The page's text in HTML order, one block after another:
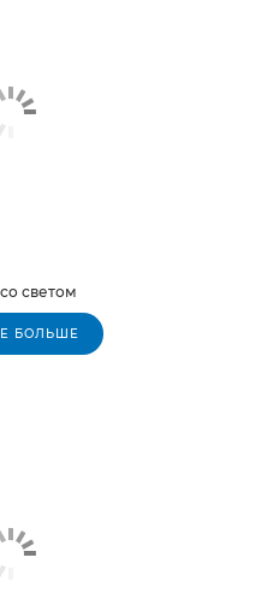
светом
БОЛЬШЕ